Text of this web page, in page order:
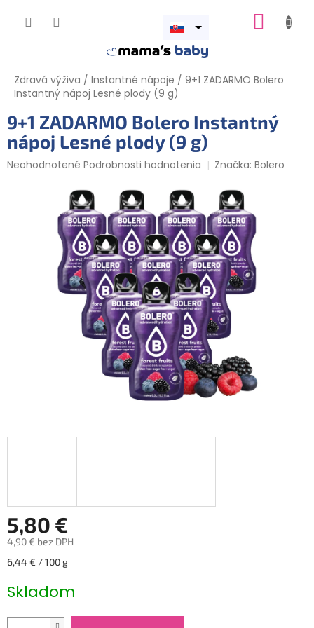
Otvoriť
Zdravá výživa / Instantné nápoje / 9+1 ZADARMO Bolero
Instantný nápoj Lesné plody (9 g)
9+1 ZADARMO Bolero Instantný
nápoj Lesné plody (9 g)
Priemerné
Neohodnotené Podrobnosti hodnotenia Značka:Bolero
5,80 €
4,90 € bez DPH
Jednotková
6,44 € / 100 g
Skladom